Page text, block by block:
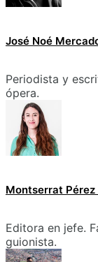
José Noé
Periodista y
ópera.
Montserrat Pérez
Editora en jefe.
guionista.